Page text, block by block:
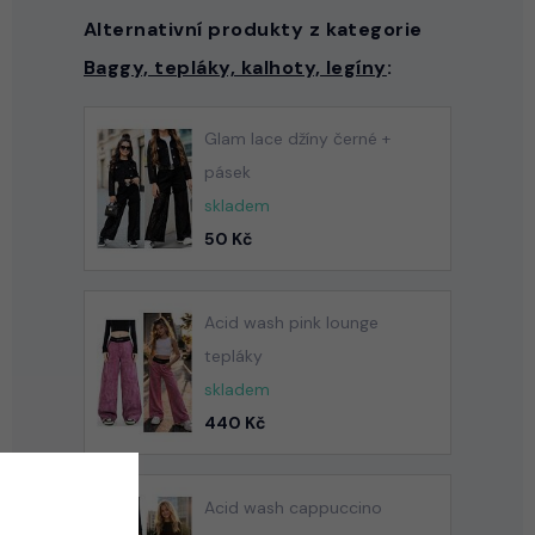
Alternativní produkty z kategorie
Baggy, tepláky, kalhoty, legíny:
Glam lace džíny černé +
pásek
skladem
50 Kč
Acid wash pink lounge
tepláky
skladem
440 Kč
Acid wash cappuccino